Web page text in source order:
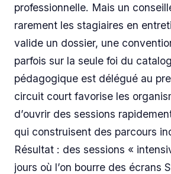
professionnelle. Mais un
rarement les stagiaires en
valide un dossier, une
parfois sur la seule foi du
pédagogique est délégué au
circuit court favorise les
d’ouvrir des sessions
qui construisent des parcours
Résultat : des sessions «
jours où l’on bourre des écrans